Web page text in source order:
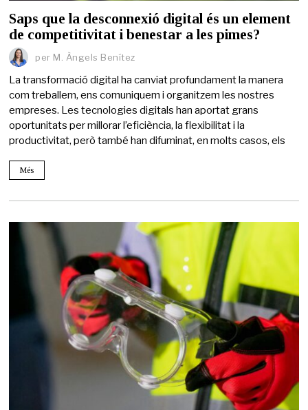
Saps que la desconnexió digital és un element
de competitivitat i benestar a les pimes?
per M. Àngels Benítez
La transformació digital ha canviat profundament la manera
com treballem, ens comuniquem i organitzem les nostres
empreses. Les tecnologies digitals han aportat grans
oportunitats per millorar l’eficiència, la flexibilitat i la
productivitat, però també han difuminat, en molts casos, els
Més